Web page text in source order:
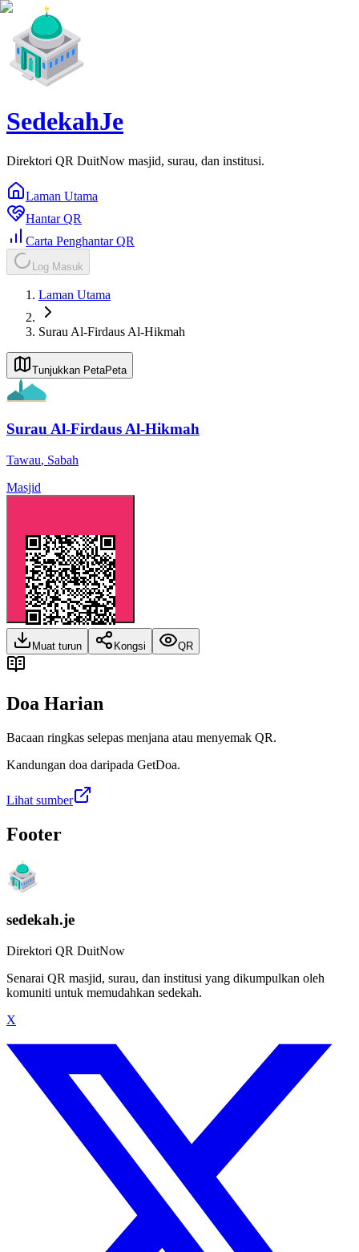
SedekahJe
Direktori QR DuitNow masjid, surau, dan institusi.
Laman Utama
Hantar QR
Carta Penghantar QR
Log Masuk
Laman Utama
Surau Al-Firdaus Al-Hikmah
Tunjukkan PetaPeta
Surau Al-Firdaus Al-Hikmah
Tawau, Sabah
Masjid
Muat turun Kongsi QR
Doa Harian
Bacaan ringkas selepas menjana atau menyemak QR.
Kandungan doa daripada GetDoa.
Lihat sumber
Footer
sedekah.je
Direktori QR DuitNow
Senarai QR masjid, surau, dan institusi yang dikumpulkan oleh
komuniti untuk memudahkan sedekah.
X